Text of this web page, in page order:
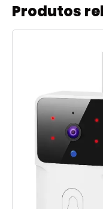
Produtos